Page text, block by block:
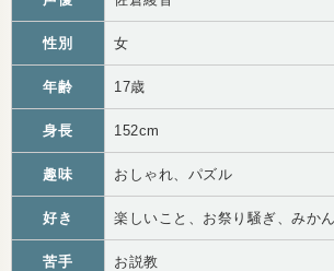
性別 女
年齢 17歳
身長 152cm
趣味 おしゃれ、パズル
好き 楽しいこと、お祭り騒ぎ、みかん
苦手 お説教